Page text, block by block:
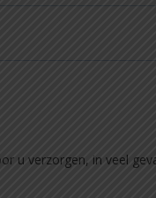
u verzorgen, in veel